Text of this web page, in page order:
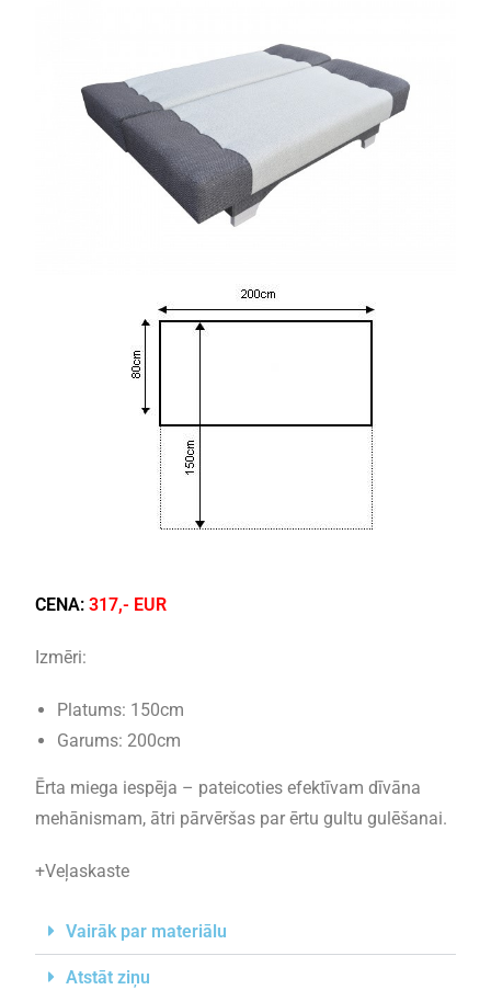
CENA: 317,- EUR
Izmēri:
Platums: 150cm
Garums: 200cm
Ērta miega iespēja – pateicoties efektīvam dīvāna
mehānismam, ātri pārvēršas par ērtu gultu gulēšanai.
+Veļaskaste
Vairāk par materiālu
Atstāt ziņu